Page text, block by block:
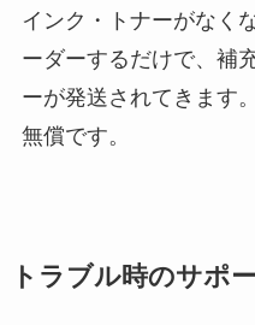
インク・トナーがなく
ーダーするだけで、補
ーが発送されてきます
無償です。
トラブル時のサポ